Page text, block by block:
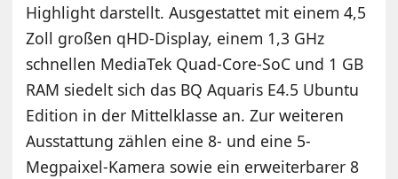
Highlight darstellt. Ausgestattet mit einem 4,5
Zoll großen qHD-Display, einem 1,3 GHz
schnellen MediaTek Quad-Core-SoC und 1 GB
RAM siedelt sich das BQ Aquaris E4.5 Ubuntu
Edition in der Mittelklasse an. Zur weiteren
Ausstattung zählen eine 8- und eine 5-
Megpaixel-Kamera sowie ein erweiterbarer 8